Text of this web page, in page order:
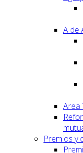
A de
Area
Premios y